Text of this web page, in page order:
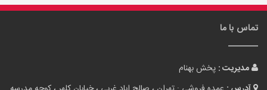
تماس با ما
مدیریت : پخش بهنام